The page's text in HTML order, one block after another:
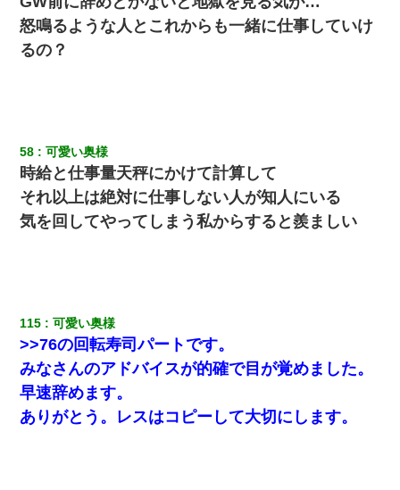
怒鳴るような人とこれからも一緒に仕事していけ
るの？
58 可愛い奥様
時給と仕事量天秤にかけて計算して
それ以上は絶対に仕事しない人が知人にいる
気を回してやってしまう私からすると羨ましい
115 可愛い奥様
>>76の回転寿司パートです。
みなさんのアドバイスが的確で目が覚めました。
早速辞めます。
ありがとう。レスはコピーして大切にします。